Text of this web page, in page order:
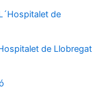
de Llobregat